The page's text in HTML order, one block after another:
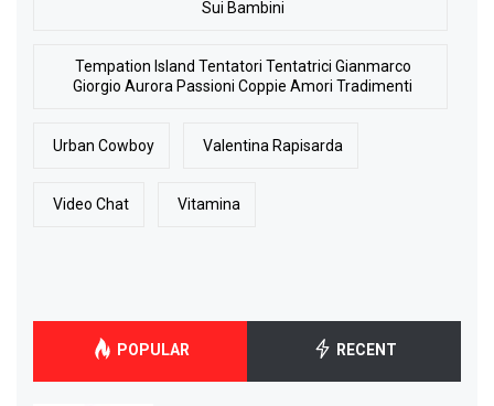
Sui Bambini
Tempation Island Tentatori Tentatrici Gianmarco
Giorgio Aurora Passioni Coppie Amori Tradimenti
Urban Cowboy Valentina Rapisarda
Video Chat Vitamina
POPULAR RECENT